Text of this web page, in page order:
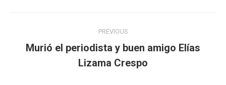
navigation
PREVIOUS
Previous
post:
Murió el periodista y buen amigo Elías
Lizama Crespo